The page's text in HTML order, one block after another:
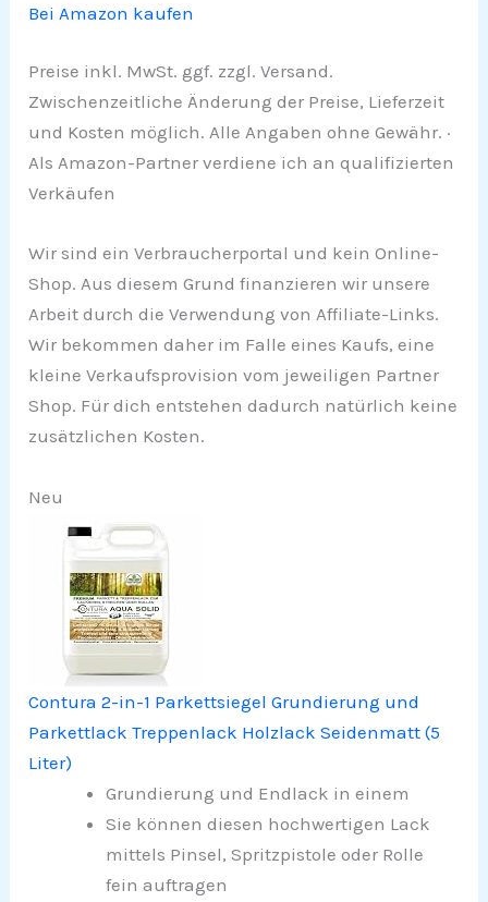
Bei Amazon kaufen
Preise inkl. MwSt. ggf. zzgl. Versand.
Zwischenzeitliche Änderung der Preise, Lieferzeit
und Kosten möglich. Alle Angaben ohne Gewähr. ·
Als Amazon-Partner verdiene ich an qualifizierten
Verkäufen
Wir sind ein Verbraucherportal und kein Online-
Shop. Aus diesem Grund finanzieren wir unsere
Arbeit durch die Verwendung von Affiliate-Links.
Wir bekommen daher im Falle eines Kaufs, eine
kleine Verkaufsprovision vom jeweiligen Partner
Shop. Für dich entstehen dadurch natürlich keine
zusätzlichen Kosten.
Neu
Contura 2-in-1 Parkettsiegel Grundierung und
Parkettlack Treppenlack Holzlack Seidenmatt (5
Liter)
Grundierung und Endlack in einem
Sie können diesen hochwertigen Lack
mittels Pinsel, Spritzpistole oder Rolle
fein auftragen